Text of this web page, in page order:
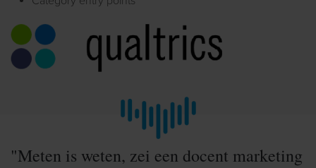
"Meten is weten, zei een docent marketing